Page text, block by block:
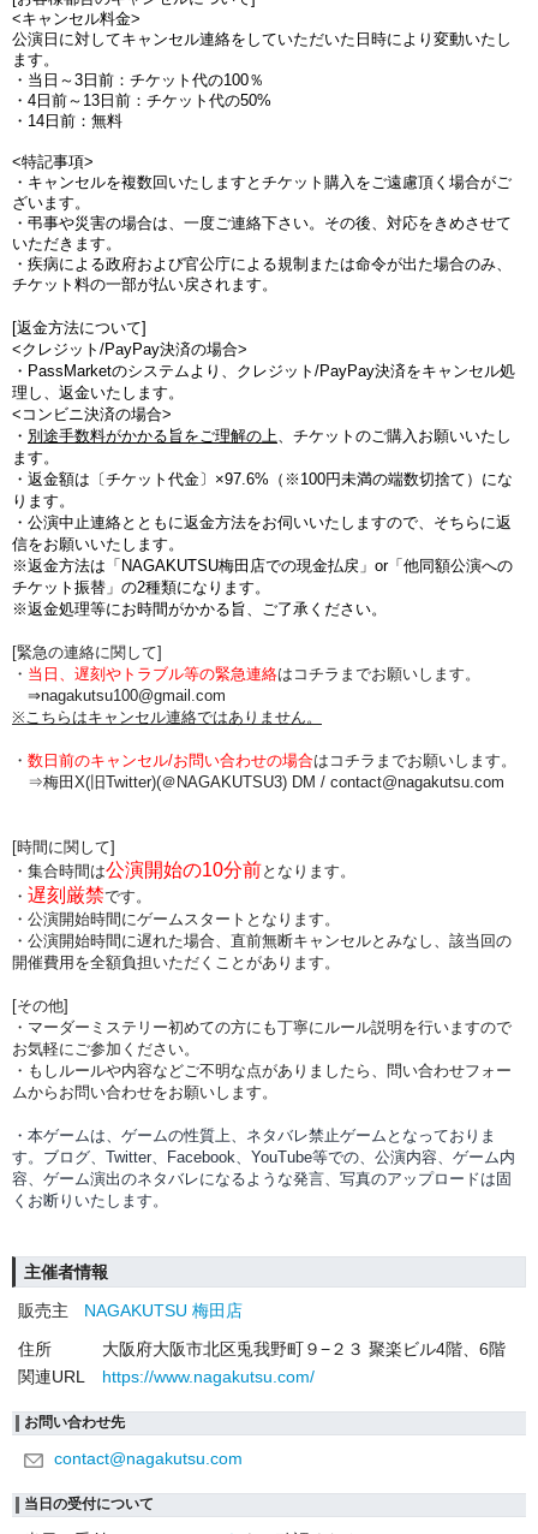
<キャンセル料金>
公演日に対してキャンセル連絡をしていただいた日時により変動いたし
ます。
・当日～3日前：チケット代の100％
・4日前～13日前：チケット代の50%
・14日前：無料
<特記事項>
・キャンセルを複数回いたしますとチケット購入をご遠慮頂く場合がご
ざいます。
・弔事や災害の場合は、一度ご連絡下さい。その後、対応をきめさせて
いただきます。
・疾病による政府および官公庁による規制または命令が出た場合のみ、
チケット料の一部が払い戻されます。
[返金方法について]
<クレジット/PayPay決済の場合>
・PassMarketのシステムより、クレジット/PayPay決済をキャンセル処
理し、返金いたします。
<コンビニ決済の場合>
・ 別途手数料がかかる旨をご理解の上、チケットのご購入お願いいたし
ます。
・ 返金額は〔チケット代金〕×97.6%（※100円未満の端数切捨て ）にな
ります。
・公演中止連絡とともに返金方法をお伺いいたしますので、そちらに返
信をお願いいたします。
※返金方法は「NAGAKUTSU梅田店での現金払戻」or「他同額公演への
チケット振替」の2種類になります。
※返金処理等にお時間がかかる旨、ご了承ください。
[緊急の連絡に関して]
・ 当日、遅刻やトラブル等の緊急連絡はコチラまでお願いします。
⇒nagakutsu100@gmail.com
※こちらはキャンセル連絡ではありません。
・ 数日前のキャンセル/お問い合わせの場合は コチラまでお願いします。
⇒梅田X(旧Twitter)(＠NAGAKUTSU3) DM / contact@nagakutsu.com
[時間に関して]
・集合時間は公演開始の10分前となります。
・ 遅刻厳禁です。
・公演開始時間にゲームスタートとなります。
・公演開始時間に遅れた場合、直前無断キャンセルとみなし、該当回の
開催費用を全額負担いただくことがあります。
[その他]
・マーダーミステリー初めての方にも丁寧にルール説明を行いますので
お気軽にご参加ください。
・もしルールや内容などご不明な点がありましたら、問い合わせフォー
ムからお問い合わせをお願いします。
・本ゲームは、ゲームの性質上、ネタバレ禁止ゲームとなっておりま
す。ブログ、Twitter、Facebook、YouTube等での、 公演内容、 ゲーム内
容、ゲーム演出のネタバレになるような発言、写真のアップロードは固
くお断りいたします。
主催者情報
販売主
NAGAKUTSU 梅田店
住所
大阪府大阪市北区兎我野町９−２３ 聚楽ビル4階、6階
関連URL
https://www.nagakutsu.com/
お問い合わせ先
contact@nagakutsu.com
当日の受付について